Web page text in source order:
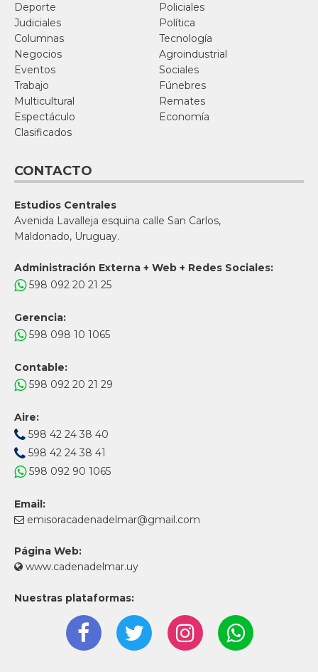
Deporte
Policiales
Judiciales
Política
Columnas
Tecnología
Negocios
Agroindustrial
Eventos
Sociales
Trabajo
Fúnebres
Multicultural
Remates
Espectáculo
Economía
Clasificados
CONTACTO
Estudios Centrales
Avenida Lavalleja esquina calle San Carlos,
Maldonado, Uruguay.
Administración Externa + Web + Redes Sociales:
598 092 20 21 25
Gerencia:
598 098 10 1065
Contable:
598 092 20 21 29
Aire:
598 42 24 38 40
598 42 24 38 41
598 092 90 1065
Email:
emisoracadenadelmar@gmail.com
Página Web:
www.cadenadelmar.uy
Nuestras plataformas: